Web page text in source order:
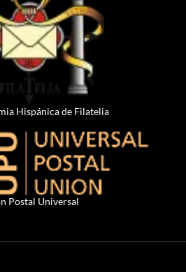
Hispánica de Filatelia
Postal Universal